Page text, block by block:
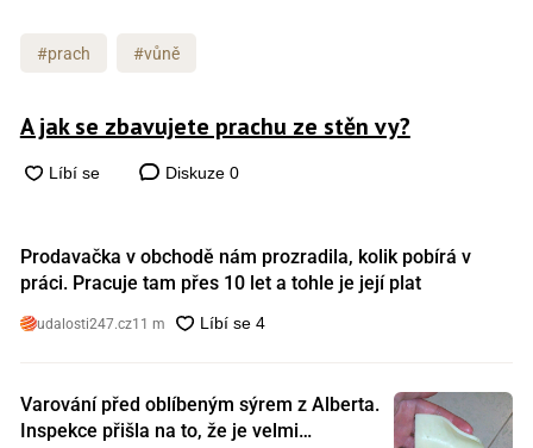
#prach #vůně
A jak se zbavujete prachu ze stěn vy?
Diskuze 0
Prodavačka v obchodě nám prozradila, kolik pobírá v
práci. Pracuje tam přes 10 let a tohle je její plat
udalosti247.cz11 m
Varování před oblíbeným sýrem z Alberta.
Inspekce přišla na to, že je velmi